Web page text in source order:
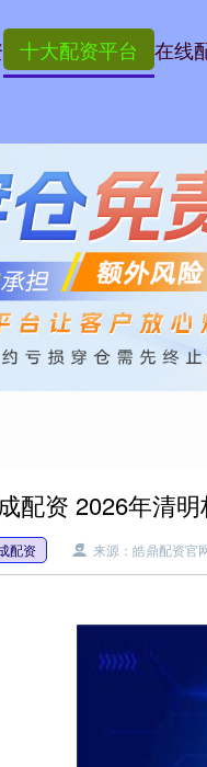
十大配资平台 在线
配资 2026年清
配资 来源：皓鼎配资官